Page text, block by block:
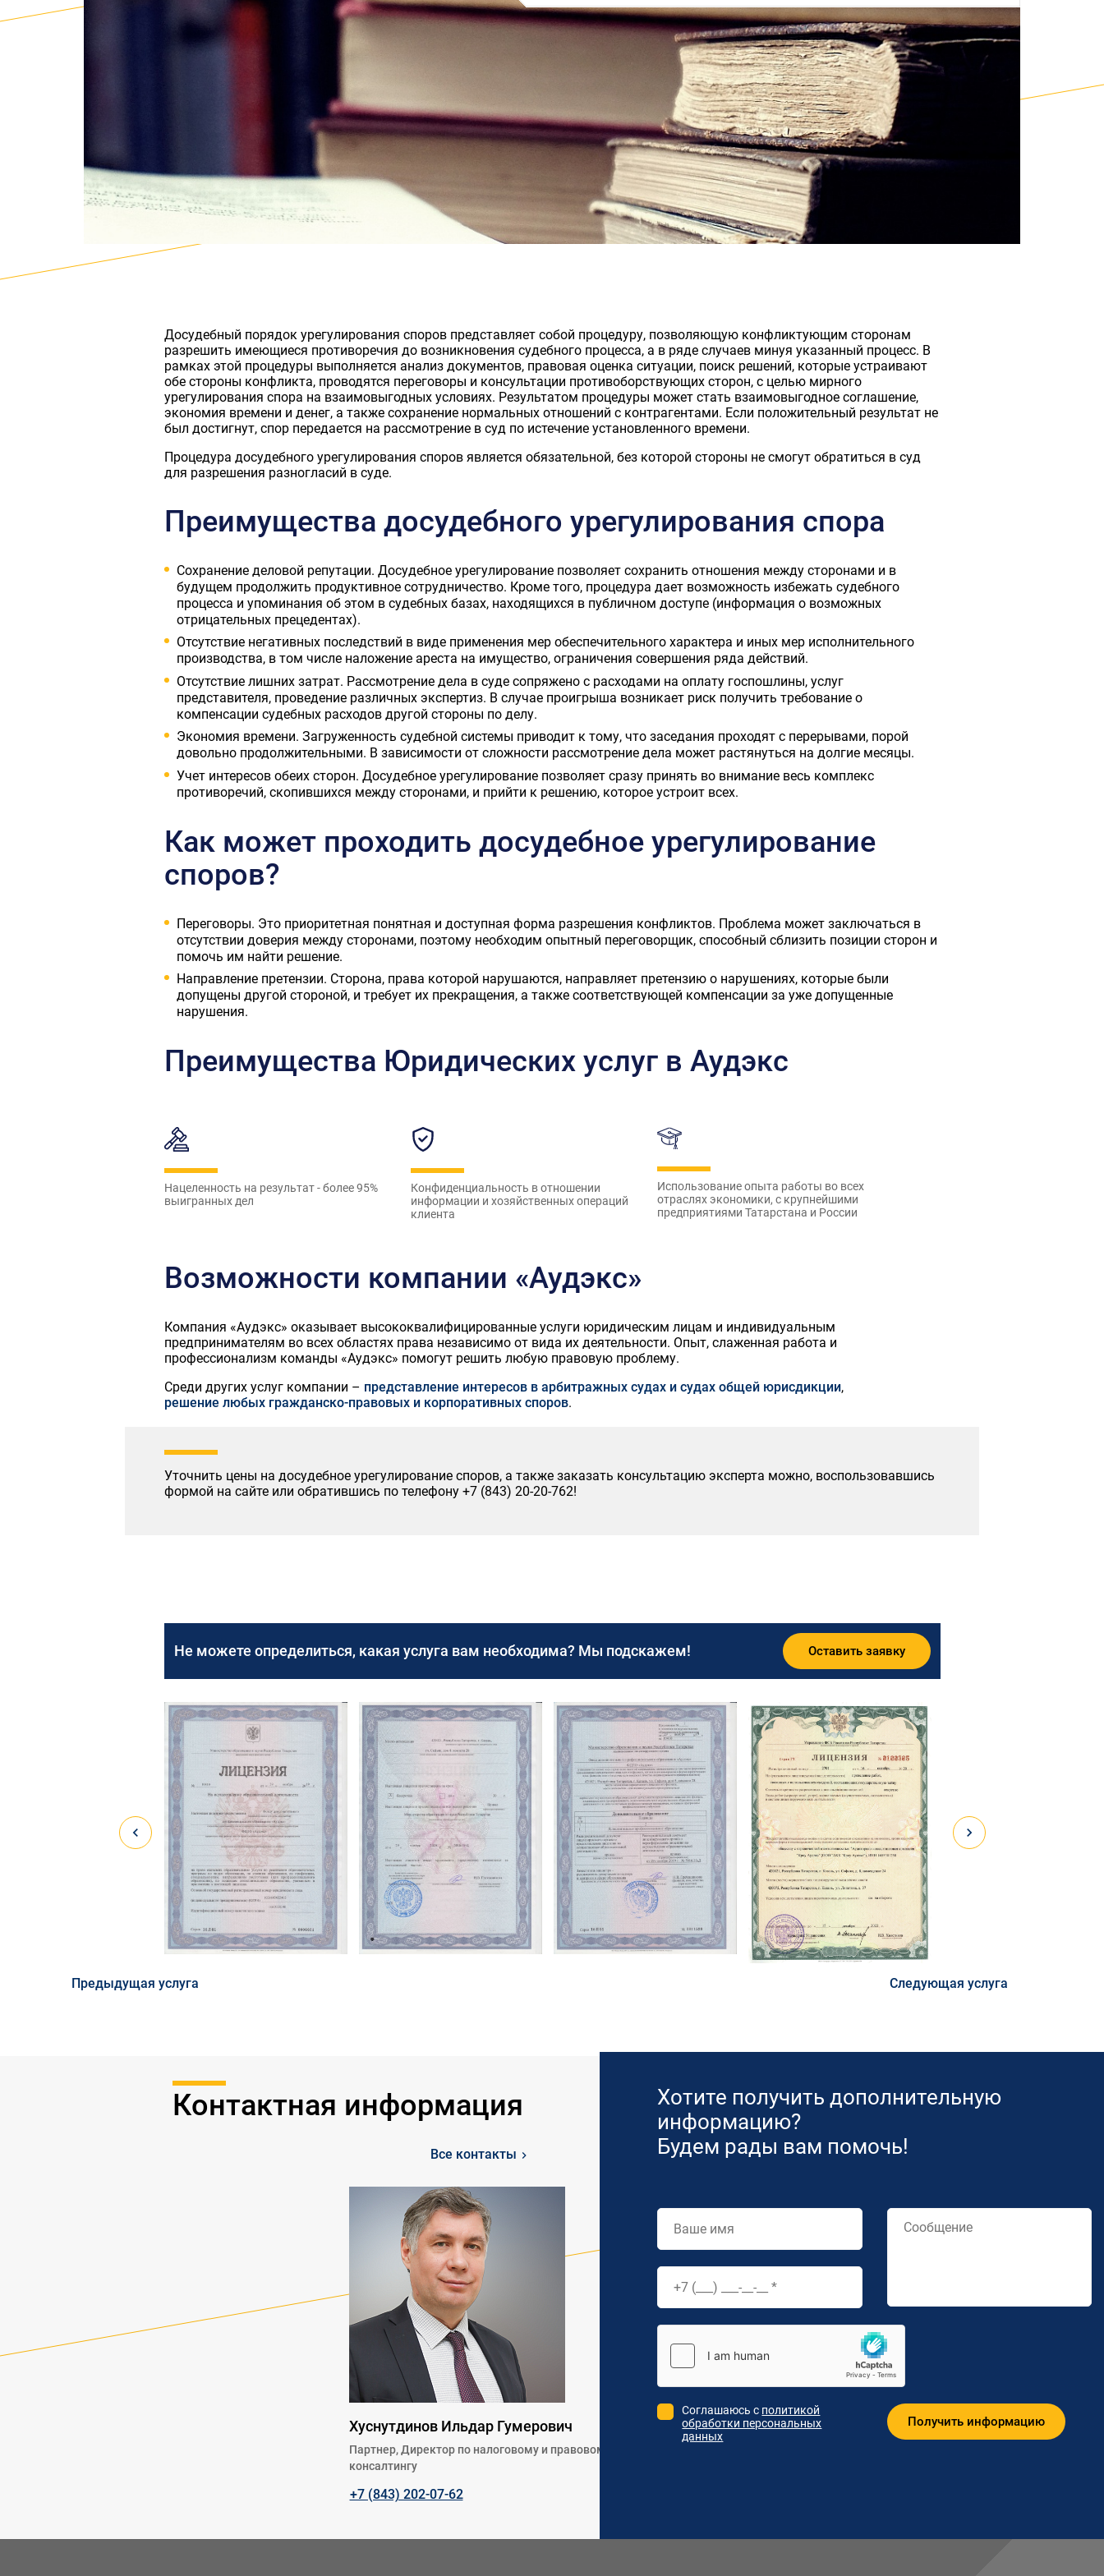
Досудебный порядок урегулирования споров представляет собой процедуру, позволяющую конфликтующим сторонам
разрешить имеющиеся противоречия до возникновения судебного процесса, а в ряде случаев минуя указанный процесс. В
рамках этой процедуры выполняется анализ документов, правовая оценка ситуации, поиск решений, которые устраивают
обе стороны конфликта, проводятся переговоры и консультации противоборствующих сторон, с целью мирного
урегулирования спора на взаимовыгодных условиях. Результатом процедуры может стать взаимовыгодное соглашение,
экономия времени и денег, а также сохранение нормальных отношений с контрагентами. Если положительный результат не
был достигнут, спор передается на рассмотрение в суд по истечение установленного времени.
Процедура досудебного урегулирования споров является обязательной, без которой стороны не смогут обратиться в суд
для разрешения разногласий в суде.
Преимущества досудебного урегулирования спора
Сохранение деловой репутации. Досудебное урегулирование позволяет сохранить отношения между сторонами и в
будущем продолжить продуктивное сотрудничество. Кроме того, процедура дает возможность избежать судебного
процесса и упоминания об этом в судебных базах, находящихся в публичном доступе (информация о возможных
отрицательных прецедентах).
Отсутствие негативных последствий в виде применения мер обеспечительного характера и иных мер исполнительного
производства, в том числе наложение ареста на имущество, ограничения совершения ряда действий.
Отсутствие лишних затрат. Рассмотрение дела в суде сопряжено с расходами на оплату госпошлины, услуг
представителя, проведение различных экспертиз. В случае проигрыша возникает риск получить требование о
компенсации судебных расходов другой стороны по делу.
Экономия времени. Загруженность судебной системы приводит к тому, что заседания проходят с перерывами, порой
довольно продолжительными. В зависимости от сложности рассмотрение дела может растянуться на долгие месяцы.
Учет интересов обеих сторон. Досудебное урегулирование позволяет сразу принять во внимание весь комплекс
противоречий, скопившихся между сторонами, и прийти к решению, которое устроит всех.
Как может проходить досудебное урегулирование
споров?
Переговоры. Это приоритетная понятная и доступная форма разрешения конфликтов. Проблема может заключаться в
отсутствии доверия между сторонами, поэтому необходим опытный переговорщик, способный сблизить позиции сторон и
помочь им найти решение.
Направление претензии. Сторона, права которой нарушаются, направляет претензию о нарушениях, которые были
допущены другой стороной, и требует их прекращения, а также соответствующей компенсации за уже допущенные
нарушения.
Преимущества Юридических услуг в Аудэкс
Нацеленность на результат - более 95%
выигранных дел
Конфиденциальность в отношении
информации и хозяйственных операций
клиента
Использование опыта работы во всех
отраслях экономики, с крупнейшими
предприятиями Татарстана и России
Возможности компании «Аудэкс»
Компания «Аудэкс» оказывает высококвалифицированные услуги юридическим лицам и индивидуальным
предпринимателям во всех областях права независимо от вида их деятельности. Опыт, слаженная работа и
профессионализм команды «Аудэкс» помогут решить любую правовую проблему.
Среди других услуг компании – представление интересов в арбитражных судах и судах общей юрисдикции,
решение любых гражданско-правовых и корпоративных споров.
Уточнить цены на досудебное урегулирование споров, а также заказать консультацию эксперта можно, воспользовавшись
формой на сайте или обратившись по телефону +7 (843) 20-20-762!
Не можете определиться, какая услуга вам необходима? Мы подскажем! Оставить заявку
Предыдущая услуга Следующая услуга
Контактная информация
Все контакты
Хуснутдинов Ильдар Гумерович
Партнер, Директор по налоговому и правовому
консалтингу
+7 (843) 202-07-62
Хотите получить дополнительную
информацию?
Будем рады вам помочь!
Соглашаюсь с политикой
обработки персональных
данных